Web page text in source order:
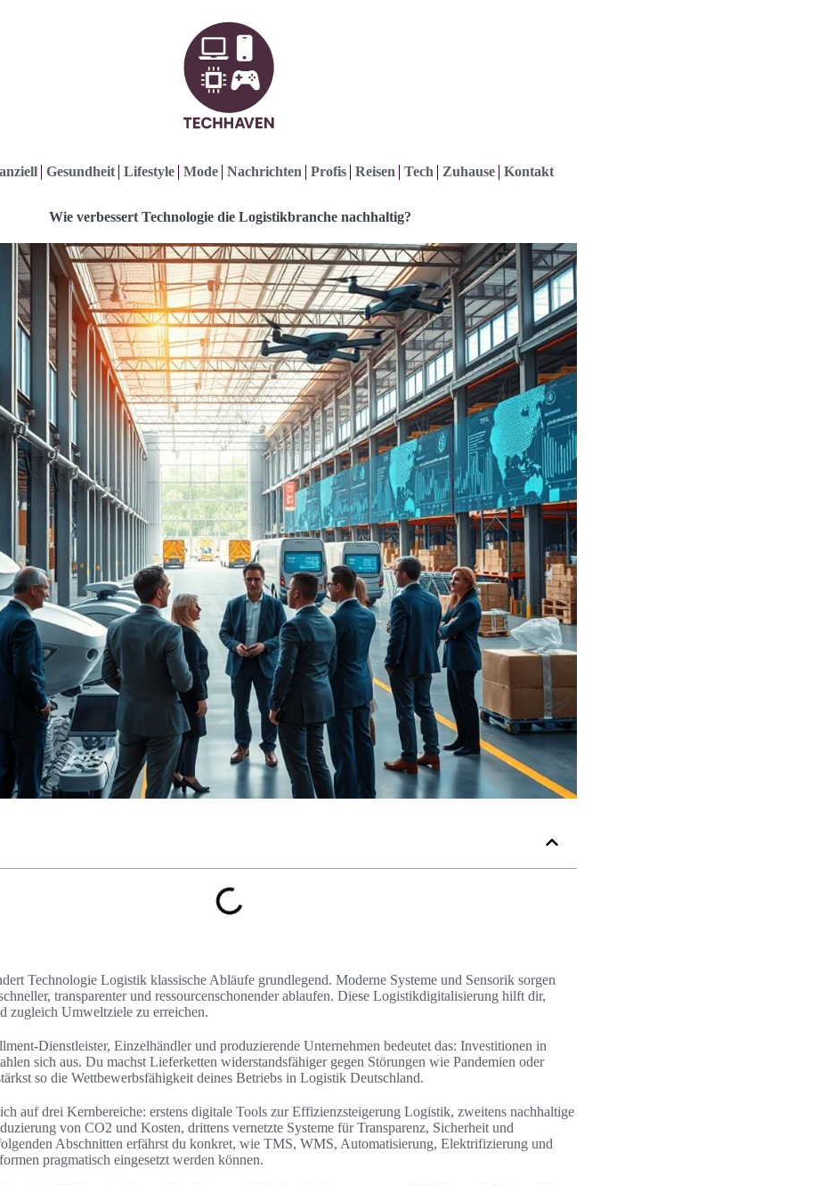
Gesundheit Lifestyle Mode Nachrichten Profis Reisen Tech Zuhause Kontakt
Wie verbessert Technologie die Logistikbranche nachhaltig?
Technologie Logistik klassische Abläufe grundlegend. Moderne Systeme und Sensorik sorgen
transparenter und ressourcenschonender ablaufen. Diese Logistikdigitalisierung hilft dir,
zugleich Umweltziele zu erreichen.
Dienstleister, Einzelhändler und produzierende Unternehmen bedeutet das: Investitionen in
sich aus. Du machst Lieferketten widerstandsfähiger gegen Störungen wie Pandemien oder
so die Wettbewerbsfähigkeit deines Betriebs in Logistik Deutschland.
auf drei Kernbereiche: erstens digitale Tools zur Effizienzsteigerung Logistik, zweitens nachhaltige
von CO2 und Kosten, drittens vernetzte Systeme für Transparenz, Sicherheit und
Abschnitten erfährst du konkret, wie TMS, WMS, Automatisierung, Elektrifizierung und
pragmatisch eingesetzt werden können.